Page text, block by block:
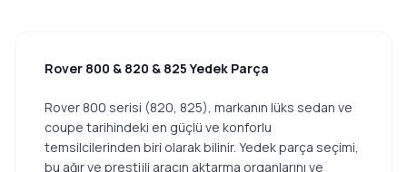
Rover 800 & 820 & 825 Yedek Parça
Rover 800 serisi (820, 825), markanın lüks sedan ve
coupe tarihindeki en güçlü ve konforlu
temsilcilerinden biri olarak bilinir. Yedek parça seçimi,
bu ağır ve prestijli aracın aktarma organlarını ve